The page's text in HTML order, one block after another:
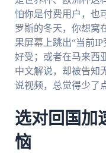
怕你是付费用户，也
罗斯的冬天，你想窝
果屏幕上跳出“当前
好受；或者在马来西
中文解说，却被告知
说视频，总觉得少了
选对回国加
恼